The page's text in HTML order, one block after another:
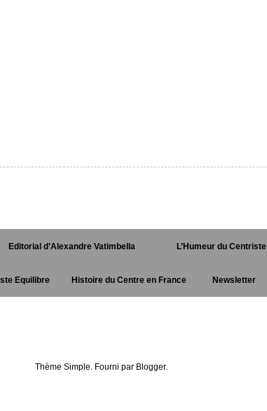
Editorial d’Alexandre Vatimbella L’Humeur du Centriste
Equilibre Histoire du Centre en France Newsletter
Thème Simple. Fourni par Blogger.